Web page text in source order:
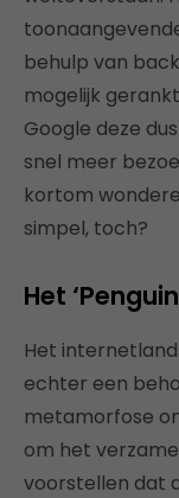
behulp van
mogelijk
Google deze
snel meer
kortom
simpel, toch?
Het
Het
echter een
metamorfose
om het
voorstellen dat